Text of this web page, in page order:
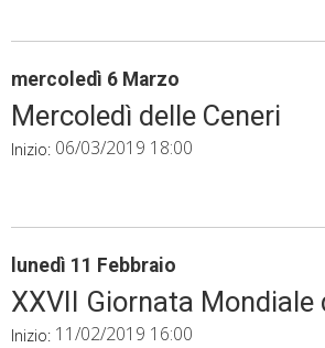
mercoledì 6 Marzo
Mercoledì delle Ceneri
Inizio: 06/03/2019 18:00
lunedì 11 Febbraio
XXVII Giornata Mondiale
Inizio: 11/02/2019 16:00